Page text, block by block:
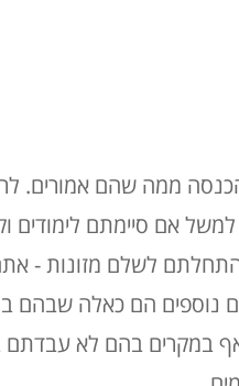
ממה שהם אמורים.
אם סיימתם לימודים
לשלם מזונות - אתם
הם כאלה שבהם בוצעו
במקרים בהם לא